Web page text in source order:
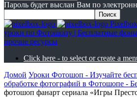
Пароль будет выслан Вам по
уроки по Фотошопу | Бесплатные
прочие ресурсы
Click here - to select or create a
Домой Уроки Фотошоп - Изучайте
обработке фотографий в Фотошопе -
фотошоп фанарт сериала «Игры